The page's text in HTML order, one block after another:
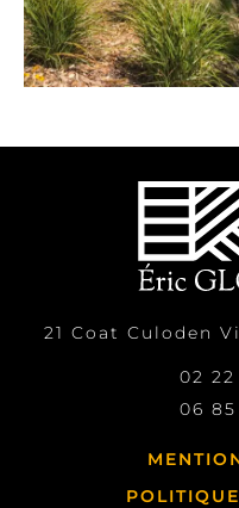
21 Coat Culoden
02 22
06 85